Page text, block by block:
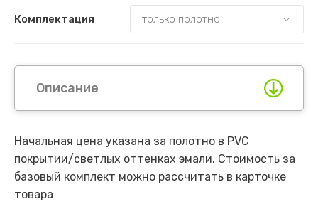
Комплектация
Описание
Начальная цена указана за полотно в PVC
покрытии/светлых оттенках эмали. Стоимость за
базовый комплект можно рассчитать в карточке
товара